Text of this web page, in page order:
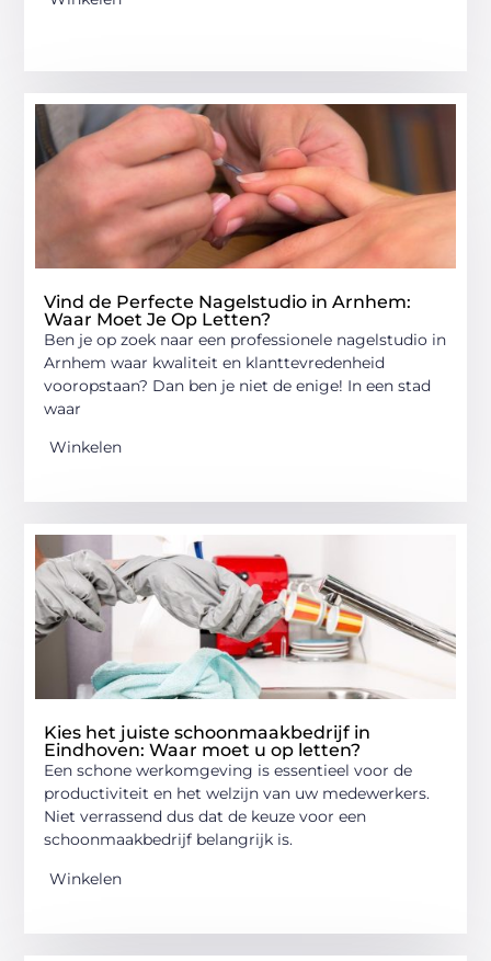
Vind de Perfecte Nagelstudio in Arnhem:
Waar Moet Je Op Letten?
Ben je op zoek naar een professionele nagelstudio in
Arnhem waar kwaliteit en klanttevredenheid
vooropstaan? Dan ben je niet de enige! In een stad
waar
Winkelen
Kies het juiste schoonmaakbedrijf in
Eindhoven: Waar moet u op letten?
Een schone werkomgeving is essentieel voor de
productiviteit en het welzijn van uw medewerkers.
Niet verrassend dus dat de keuze voor een
schoonmaakbedrijf belangrijk is.
Winkelen